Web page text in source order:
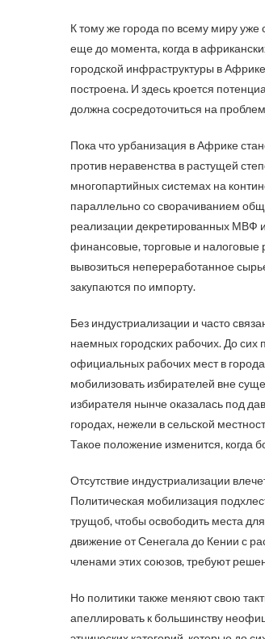
К тому же города по всему миру
еще до момента, когда в
городской инфраструктуры в
построена. И здесь кроется
должна сосредоточиться на
Пока что урбанизация в Африке
против неравенства в растущей
многопартийных системах на
параллельно со сворачиванием
реализации декретированных МВФ
финансовые, торговые и
вывозиться непереработанное
закупаются по импорту.
Без индустриализации и часто
наемных городских рабочих. До сих
официальных рабочих мест в
мобилизовать избирателей вне
избирателя нынче оказалась под
городах, нежели в сельской
Такое положение изменится, когда
Отсутствие индустриализации
Политическая мобилизация
трущоб, чтобы освободить места
движение от Сенегала до Кении с
членами этих союзов, требуют
Но политики также меняют свою
апеллировать к большинству